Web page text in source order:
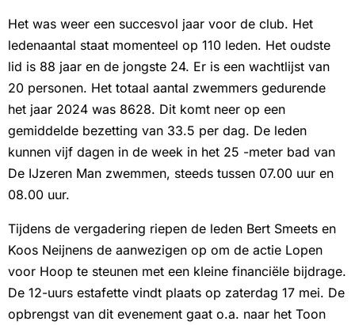
Het was weer een succesvol jaar voor de club. Het
ledenaantal staat momenteel op 110 leden. Het oudste
lid is 88 jaar en de jongste 24. Er is een wachtlijst van
20 personen. Het totaal aantal zwemmers gedurende
het jaar 2024 was 8628. Dit komt neer op een
gemiddelde bezetting van 33.5 per dag. De leden
kunnen vijf dagen in de week in het 25 -meter bad van
De IJzeren Man zwemmen, steeds tussen 07.00 uur en
08.00 uur.
Tijdens de vergadering riepen de leden Bert Smeets en
Koos Neijnens de aanwezigen op om de actie Lopen
voor Hoop te steunen met een kleine financiële bijdrage.
De 12-uurs estafette vindt plaats op zaterdag 17 mei. De
opbrengst van dit evenement gaat o.a. naar het Toon